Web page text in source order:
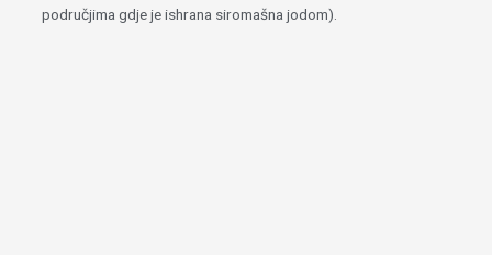
područjima gdje je ishrana siromašna jodom).